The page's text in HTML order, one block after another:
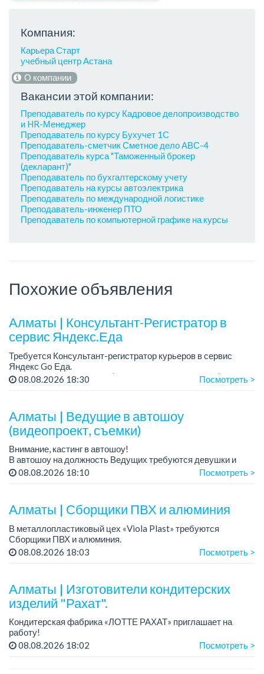
Компания:
Карьера Старт
учебный центр Астана
О компании
Вакансии этой компании:
Преподаватель по курсу Кадровое делопроизводство
и HR-Менеджер
Преподаватель по курсу Бухучет 1С
Преподаватель-сметчик Сметное дело АВС-4
Преподаватель курса "Таможенный брокер
(декларант)"
Преподаватель по бухгалтерскому учету
Преподаватель на курсы автоэлектрика
Преподаватель по международной логистике
Преподаватель-инженер ПТО
Преподаватель по компьютерной графике на курсы
Похожие объявления
Алматы | Консультант-Регистратор в
сервис Яндекс.Еда
Требуется Консультант-регистратор курьеров в сервис
Яндекс Go Еда.
Условия: работа в офисе (Абылай хана - Макатаева).
08.08.2026 18:30 Посмотреть >
Алматы | Ведущие в автошоу
(видеопроект, съемки)
Внимание, кастинг в автошоу!
В автошоу на должность Ведущих требуются девушки и
парни. А также авто эксперты и авто перекупы.
08.08.2026 18:10 Посмотреть >
Алматы | Сборщики ПВХ и алюминия
В металлопластиковый цех «Viola Plast» требуются
Сборщики ПВХ и алюминия.
График работы: 5/2, с 08.00 до 17.00.
08.08.2026 18:03 Посмотреть >
Алматы | Изготовители кондитерских
изделий "Рахат".
Кондитерская фабрика «ЛОТТЕ РАХАТ» приглашает на
работу!
График работы: сменный.
08.08.2026 18:02 Посмотреть >